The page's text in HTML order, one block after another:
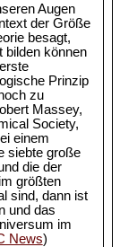
Augen
der Größe
besagt,
bilden können
Prinzip
zu
Massey,
Society,
einem
siebte große
die der
größten
sind, dann ist
und das
im
News)